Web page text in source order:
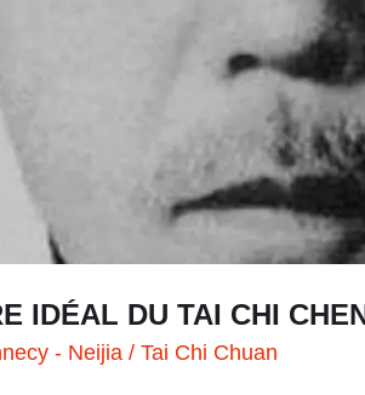
IDÉAL DU TAI CHI
- Neijia/Tai Chi Chuan